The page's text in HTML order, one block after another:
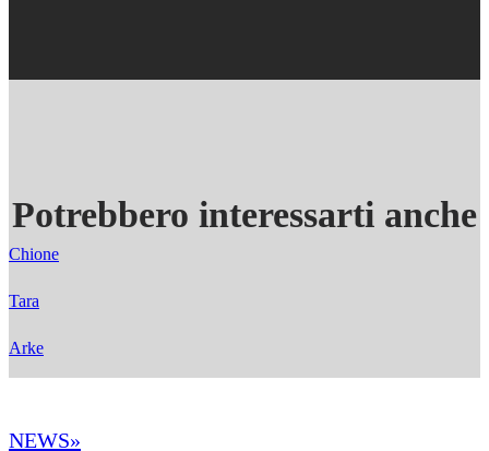
Potrebbero interessarti anche
Chione
Tara
Arke
NEWS»